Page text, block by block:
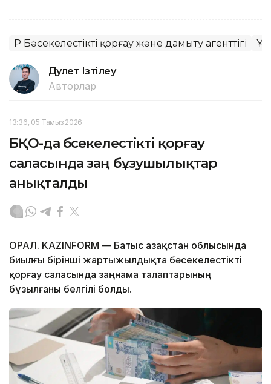
ҚР Бәсекелестікті қорғау және дамыту агенттігі
Дәулет Ізтілеу
Авторлар
13:36, 05 Тамыз 2026
БҚО-да бәсекелестікті қорғау
саласында заң бұзушылықтар
анықталды
ОРАЛ. KAZINFORM — Батыс Қазақстан облысында
биылғы бірінші жартыжылдықта бәсекелестікті
қорғау саласында заңнама талаптарының
бұзылғаны белгілі болды.